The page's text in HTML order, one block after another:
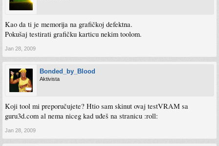
Kao da ti je memorija na grafičkoj defektna.
Pokušaj testirati grafičku karticu nekim toolom.
Jan 28, 2009
Bonded_by_Blood
Aktivista
Koji tool mi preporučujete? Htio sam skinut ovaj testVRAM sa
guru3d.com al nema niceg kad uđeš na stranicu :roll:
Jan 28, 2009